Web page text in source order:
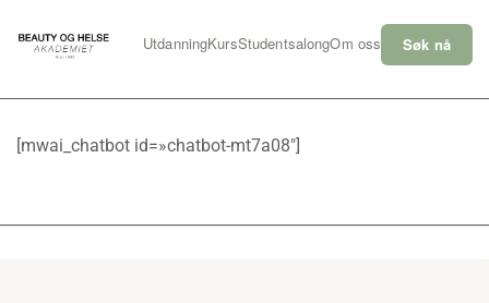
UtdanningKursStudentsalongOm oss Søk nå
[mwai_chatbot id=»chatbot-mt7a08″]